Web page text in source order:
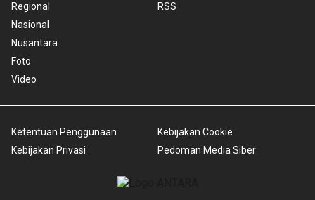
Regional
Nasional
Nusantara
Foto
Video
RSS
Ketentuan Penggunaan
Kebijakan Privasi
Kebijakan Cookie
Pedoman Media Siber